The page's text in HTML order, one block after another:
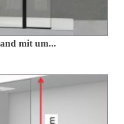
mit um...